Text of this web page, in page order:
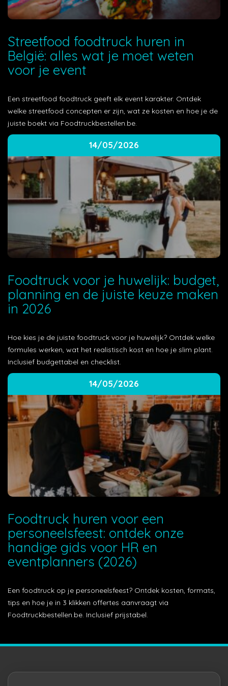
Streetfood foodtruck huren in
België: alles wat je moet weten
voor je event
Een streetfood foodtruck geeft elk event karakter. Ontdek
welke streetfood concepten er zijn, wat ze kosten en hoe je de
juiste boekt via Foodtruckbestellen.be.
14/05/2026
Foodtruck voor je huwelijk: budget,
planning en de juiste keuze maken
in 2026
Hoe kies je de juiste foodtruck voor je huwelijk? Ontdek welke
formules werken, wat het realistisch kost en hoe je slim plant.
Inclusief budgettabel en checklist.
14/05/2026
Foodtruck huren voor een
personeelsfeest: ontdek onze
handige gids voor HR en
eventplanners (2026)
Een foodtruck op je personeelsfeest? Ontdek kosten, formats,
tips en hoe je in 3 klikken offertes aanvraagt via
Foodtruckbestellen.be. Inclusief prijstabel.